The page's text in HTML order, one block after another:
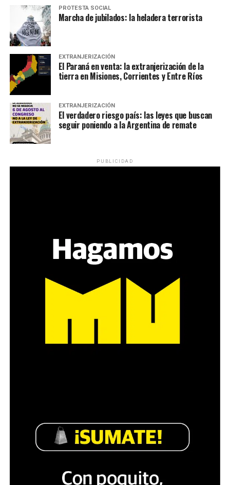
PROTESTA SOCIAL
Marcha de jubilados: la heladera terrorista
EXTRANJERIZACIÓN
El Paraná en venta: la extranjerización de la
tierra en Misiones, Corrientes y Entre Ríos
EXTRANJERIZACIÓN
El verdadero riesgo país: las leyes que buscan
seguir poniendo a la Argentina de remate
PUBLICIDAD